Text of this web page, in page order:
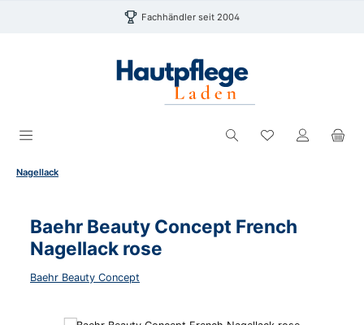
Zum Hauptinhalt springen Fachhändler seit 2004
Du hast 0
Nagellack
Baehr Beauty Concept French
Nagellack rose
Baehr Beauty Concept